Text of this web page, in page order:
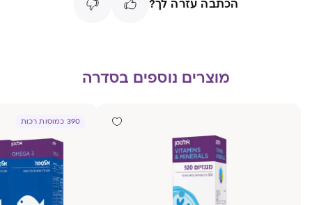
הכתבה עזרה לך?
מוצרים נוספים בסדרה
390 כמוסות רכות